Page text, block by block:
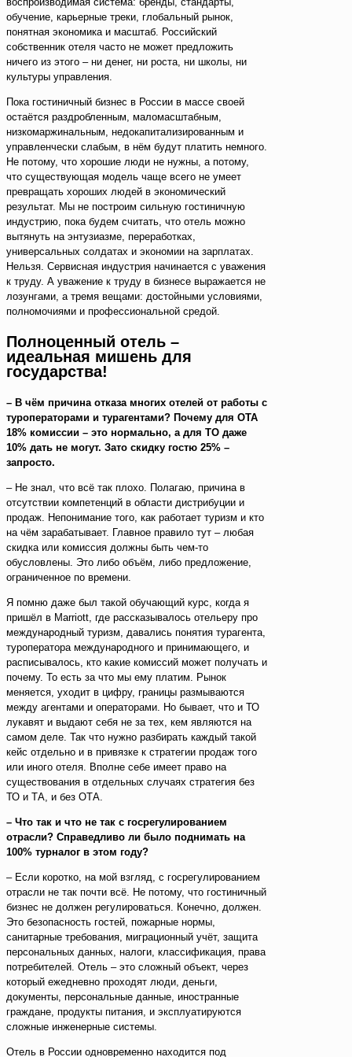
обучение, карьерные треки, глобальный рынок,
понятная экономика и масштаб. Российский
собственник отеля часто не может предложить
ничего из этого – ни денег, ни роста, ни школы, ни
культуры управления.
Пока гостиничный бизнес в России в массе своей
остаётся раздробленным, маломасштабным,
низкомаржинальным, недокапитализированным и
управленчески слабым, в нём будут платить немного.
Не потому, что хорошие люди не нужны, а потому,
что существующая модель чаще всего не умеет
превращать хороших людей в экономический
результат. Мы не построим сильную гостиничную
индустрию, пока будем считать, что отель можно
вытянуть на энтузиазме, переработках,
универсальных солдатах и экономии на зарплатах.
Нельзя. Сервисная индустрия начинается с уважения
к труду. А уважение к труду в бизнесе выражается не
лозунгами, а тремя вещами: достойными условиями,
полномочиями и профессиональной средой.
Полноценный отель –
идеальная мишень для
государства!
– В чём причина отказа многих отелей от работы с
туроператорами и турагентами? Почему для ОТА
18% комиссии – это нормально, а для ТО даже
10% дать не могут. Зато скидку гостю 25% –
запросто.
– Не знал, что всё так плохо. Полагаю, причина в
отсутствии компетенций в области дистрибуции и
продаж. Непонимание того, как работает туризм и кто
на чём зарабатывает. Главное правило тут – любая
скидка или комиссия должны быть чем-то
обусловлены. Это либо объём, либо предложение,
ограниченное по времени.
Я помню даже был такой обучающий курс, когда я
пришёл в Marriott, где рассказывалось отельеру про
международный туризм, давались понятия турагента,
туроператора международного и принимающего, и
расписывалось, кто какие комиссий может получать и
почему. То есть за что мы ему платим. Рынок
меняется, уходит в цифру, границы размываются
между агентами и операторами. Но бывает, что и ТО
лукавят и выдают себя не за тех, кем являются на
самом деле. Так что нужно разбирать каждый такой
кейс отдельно и в привязке к стратегии продаж того
или иного отеля. Вполне себе имеет право на
существования в отдельных случаях стратегия без
ТО и ТА, и без ОТА.
– Что так и что не так с госрегулированием
отрасли? Справедливо ли было поднимать на
100% турналог в этом году?
– Если коротко, на мой взгляд, с госрегулированием
отрасли не так почти всё. Не потому, что гостиничный
бизнес не должен регулироваться. Конечно, должен.
Это безопасность гостей, пожарные нормы,
санитарные требования, миграционный учёт, защита
персональных данных, налоги, классификация, права
потребителей. Отель – это сложный объект, через
который ежедневно проходят люди, деньги,
документы, персональные данные, иностранные
граждане, продукты питания, и эксплуатируются
сложные инженерные системы.
Отель в России одновременно находится под